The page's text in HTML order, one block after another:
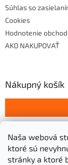
Naša webová
ktoré sú
stránky a ktoré
Súhlas so
Cookies
Hodnotenie
AKO NAKUPOVAŤ
Nákupný košík
Prijímame